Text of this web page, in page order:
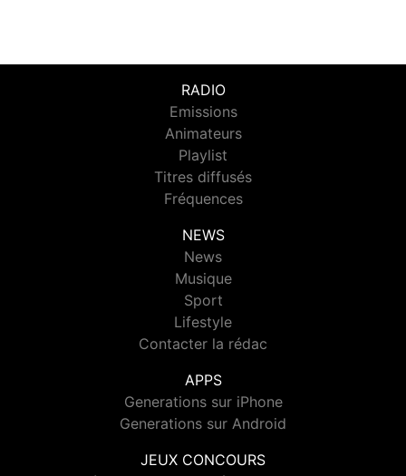
RADIO
Emissions
Animateurs
Playlist
Titres diffusés
Fréquences
NEWS
News
Musique
Sport
Lifestyle
Contacter la rédac
APPS
Generations sur iPhone
Generations sur Android
JEUX CONCOURS